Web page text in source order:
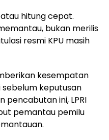
atau hitung cepat.
bukan merilis
resmi KPU masih
kesempatan
sebelum keputusan
pencabutan ini, LPRI
pemantau pemilu